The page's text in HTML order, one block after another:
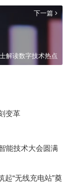
下一篇
解读数字技术热点
变革
能技术大会圆满
起“无线充电站”奠